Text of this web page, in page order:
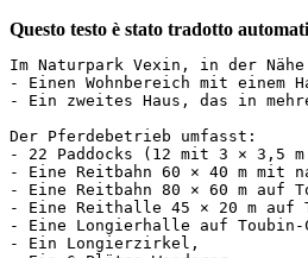
Questo testo è stato tradotto
Im Naturpark Vexin, in der
- Einen Wohnbereich mit einem
- Ein zweites Haus, das in
Der Pferdebetrieb umfasst:
- 22 Paddocks (12 mit 3 × 3,5
- Eine Reitbahn 60 × 40 m mit
- Eine Reitbahn 80 × 60 m auf
- Eine Reithalle 45 × 20 m auf
- Eine Longierhalle auf Toubin-
- Ein Longierzirkel,